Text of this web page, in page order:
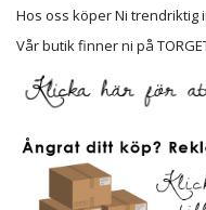
Hos oss köper Ni trendriktig
Vår butik finner ni på